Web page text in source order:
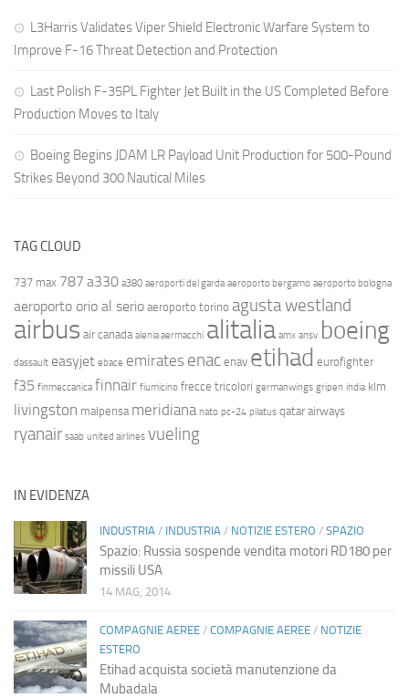
L3Harris Validates Viper Shield Electronic Warfare System to
Improve F-16 Threat Detection and Protection
Last Polish F-35PL Fighter Jet Built in the US Completed Before
Production Moves to Italy
Boeing Begins JDAM LR Payload Unit Production for 500-Pound
Strikes Beyond 300 Nautical Miles
TAG CLOUD
737 max 787 a330 a380 aeroporti del garda aeroporto bergamo aeroporto bologna
aeroporto orio al serio aeroporto torino agusta westland
airbus air canada alenia aermacchi alitalia amx ansv boeing
dassault easyjet ebace emirates enac enav etihad eurofighter
f35 finmeccanica finnair fiumicino frecce tricolori germanwings gripen india klm
livingston malpensa meridiana nato pc-24 pilatus qatar airways
ryanair saab united airlines vueling
IN EVIDENZA
INDUSTRIA / INDUSTRIA / NOTIZIE ESTERO / SPAZIO
Spazio: Russia sospende vendita motori RD180 per
missili USA
14 MAG, 2014
COMPAGNIE AEREE / COMPAGNIE AEREE / NOTIZIE
ESTERO
Etihad acquista società manutenzione da
Mubadala